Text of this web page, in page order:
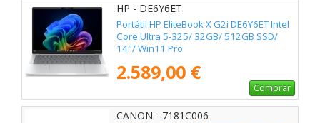
HP - DE6Y6ET
Portátil HP EliteBook X G2i DE6Y6ET Intel
Core Ultra 5-325/ 32GB/ 512GB SSD/
14"/ Win11 Pro
2.589,00 €
Comprar
CANON - 7181C006